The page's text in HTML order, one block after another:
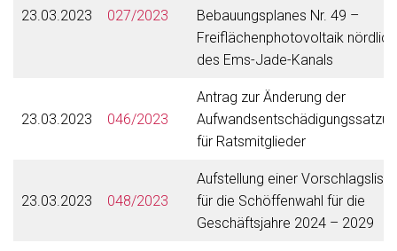
23.03.2023 027/2023
Bebauungsplanes Nr. 49 –
Freiflächenphotovoltaik nördlich
des Ems-Jade-Kanals
23.03.2023 046/2023
Antrag zur Änderung der
für Ratsmitglieder
23.03.2023 048/2023
Aufstellung einer Vorschlagsliste
für die Schöffenwahl für die
Geschäftsjahre 2024 – 2029